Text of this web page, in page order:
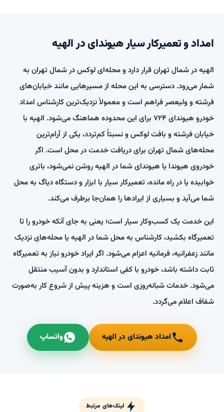
امداد و تعمیرکار سیار هیوندای در الهیه
الهیه در شمال تهران قرار دارد و محله‌ای لوکس در شمال تهران به
شمار می‌رود. دسترسی به این محله از مسیرهایی مانند خیابان‌های
فرشته و ولیعصر فراهم است و معمولاً نزدیک‌ترین کارشناس امداد
خودرو هیوندای ۷۲۴ برای این محدوده هماهنگ می‌شود. الهیه با
خیابان فرشته و بافت لوکس و نسبتاً کم‌تردد، یکی از آرام‌ترین
محله‌های شمال تهران برای دریافت خدمت در محل است. اگر
خودروی هیوندا یا هیوندای شما در الهیه روشن نمی‌شود، باتری
خوابیده یا در راه مانده، تعمیرکار سیار با ابزار و دستگاه دیاگ به محل
شما می‌آید و بسیاری از ایرادها را همان‌جا برطرف می‌کند.
این خدمت یک کسب‌وکار سیار است؛ یعنی به جای آنکه خودرو را تا
تعمیرگاه بکشید، کارشناس به محل شما در الهیه یا محله‌های نزدیک
مانند زعفرانیه، فرمانیه اعزام می‌شود. اگر ایراد خودرو نیاز به تعمیرگاه
ثابت داشته باشد، خودرو با کفی استاندارد و بدون آسیب منتقل
می‌شود. خدمات شبانه‌روزی است و هزینه پیش از شروع کار به‌صورت
شفاف اعلام می‌گردد.
امداد هیوندای در الهیه واتساپ
لینک‌های مرتبط